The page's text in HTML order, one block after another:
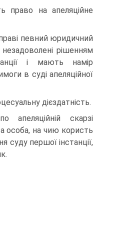
право на апеляційне
певний юридичний
рішенням
і мають намір
в суді апеляційної
дієздатність.
апеляційній скарзі
особа, на чию користь
суду першої інстанції,